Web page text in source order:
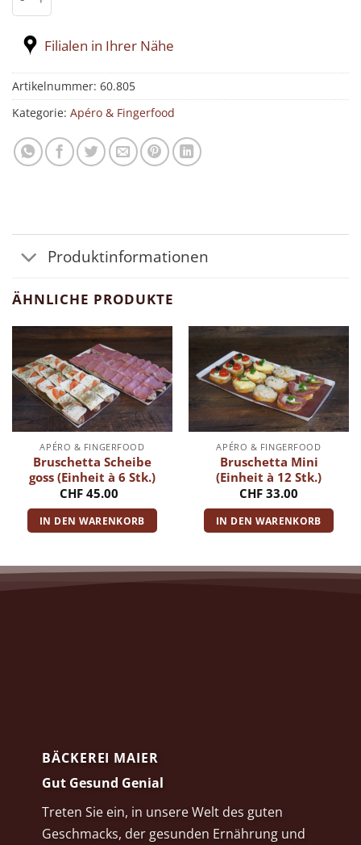
Filialen in Ihrer Nähe
Artikelnummer: 60.805
Kategorie: Apéro & Fingerfood
Produktinformationen
ÄHNLICHE PRODUKTE
APÉRO & FINGERFOOD
Bruschetta Scheibe
goss (Einheit à 6 Stk.)
CHF 45.00
IN DEN WARENKORB
APÉRO & FINGERFOOD
Bruschetta Mini
(Einheit à 12 Stk.)
CHF 33.00
IN DEN WARENKORB
BÄCKEREI MAIER
Gut Gesund Genial
Treten Sie ein, in unsere Welt des guten
Geschmacks, der gesunden Ernährung und